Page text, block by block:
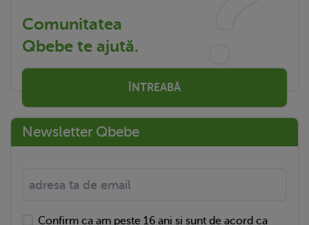
Comunitatea
Qbebe te ajută.
ÎNTREABĂ
Newsletter Qbebe
Confirm ca am peste 16 ani si sunt de acord ca